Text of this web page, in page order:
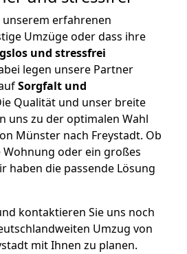
erfahrenen
Umzüge oder dass ihre
und stressfrei
legen unsere Partner
Sorgfalt und
Qualität und unser breite
uns zu der optimalen Wahl
Münster nach Freystadt. Ob
Wohnung oder ein großes
haben die passende Lösung
kontaktieren Sie uns noch
Umzug von
mit Ihnen zu planen.